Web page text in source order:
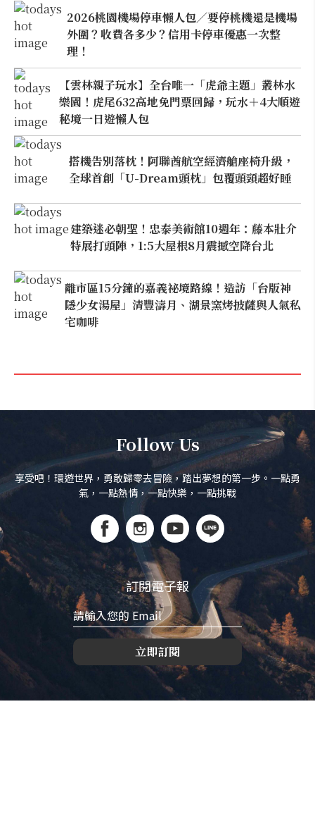
2026桃園機場停車懶人包／要停桃機還是機場
外圍？收費各多少？信用卡停車優惠一次整
理！
【雲林親子玩水】全台唯一「虎爺主題」叢林水
樂園！虎尾632高地免門票回歸，玩水＋4大順遊
秘境一日遊懶人包
搭機告別落枕！阿聯酋航空經濟艙座椅升級，
全球首創「U-Dream頭枕」包覆頭頸超好睡
建築迷必朝聖！忠泰美術館10週年：藤本壯介
特展打頭陣，1:5大屋根8月震撼空降台北
離市區15分鐘的嘉義祕境路線！造訪「台版神
隱少女湯屋」清豐濤月、湖景窯烤披薩與人氣私
宅咖啡
Follow Us
享受吧！環遊世界，勇敢歸零去冒險，踏出夢想的第一步。一點勇
氣，一點熱情，一點快樂，一點挑戰
訂閱電子報
立即訂閱